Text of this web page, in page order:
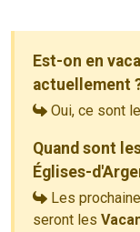
Est-on en
actuellement
Oui, ce sont
Quand sont
Églises-
Les
seront les